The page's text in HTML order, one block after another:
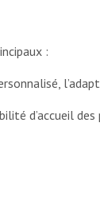
:
d’accueil des